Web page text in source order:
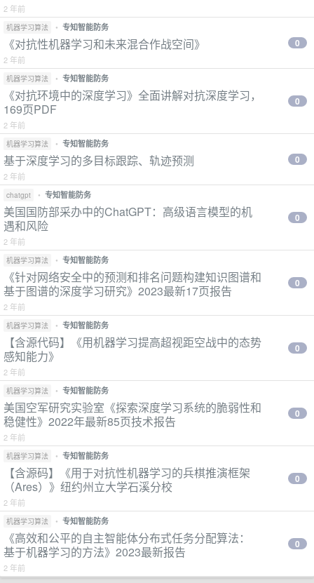
2 年前
机器学习算法 • 专知智能防务
《对抗性机器学习和未来混合作战空间》
2 年前
0
机器学习算法 • 专知智能防务
《对抗环境中的深度学习》全面讲解对抗深度学习，
169页PDF
2 年前
0
机器学习算法 • 专知智能防务
基于深度学习的多目标跟踪、轨迹预测
2 年前
0
chatgpt • 专知智能防务
美国国防部采办中的ChatGPT：高级语言模型的机
遇和风险
2 年前
0
机器学习算法 • 专知智能防务
《针对网络安全中的预测和排名问题构建知识图谱和
基于图谱的深度学习研究》2023最新17页报告
2 年前
0
机器学习算法 • 专知智能防务
【含源代码】《用机器学习提高超视距空战中的态势
感知能力》
2 年前
0
机器学习算法 • 专知智能防务
美国空军研究实验室《探索深度学习系统的脆弱性和
稳健性》2022年最新85页技术报告
2 年前
0
机器学习算法 • 专知智能防务
【含源码】《用于对抗性机器学习的兵棋推演框架
（Ares）》纽约州立大学石溪分校
2 年前
0
机器学习算法 • 专知智能防务
《高效和公平的自主智能体分布式任务分配算法：
基于机器学习的方法》2023最新报告
2 年前
0